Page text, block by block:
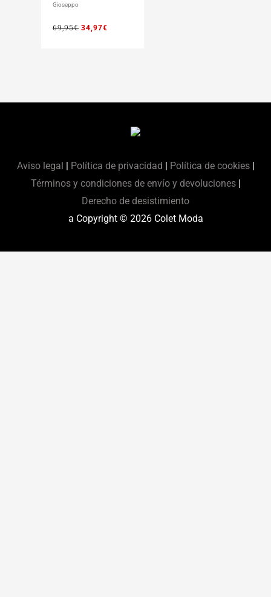
Gioseppo
69,95€ 34,97€
Aviso legal | Política de privacidad | Política de cookies|
Términos y condiciones de envío y devoluciones|
Derecho de desistimiento
a Copyright © 2026 Colet Moda